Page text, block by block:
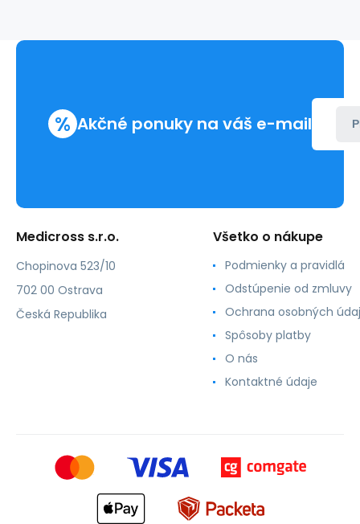
% Akčné ponuky na váš e-mail
Medicross s.r.o.
Chopinova 523/10
702 00 Ostrava
Česká Republika
Všetko o nákupe
Podmienky a pravidlá
Odstúpenie od zmluvy
Ochrana osobných
Spôsoby platby
O nás
Kontaktné údaje